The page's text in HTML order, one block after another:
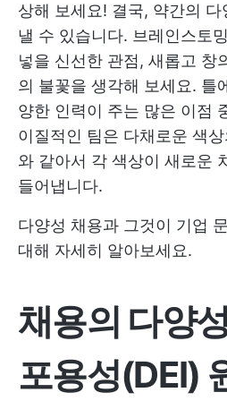
상해 보세요! 결국, 약간의
낼 수 있습니다. 브레인스토
넣을 신선한 관점, 새롭고 창
의 불꽃을 생각해 보세요. 틀
양한 인력이 주는 많은 이점
이질적인 팀은 다채로운 색
와 같아서 각 색상이 새로운
들어냅니다.
다양성 채용과 그것이 기업
대해 자세히 알아보세요.
채용의 다양
포용성(DEI)